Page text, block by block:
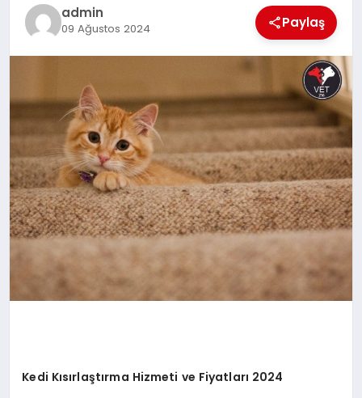
YAŞAM admin
09 Ağustos 2024 Paylaş
Kedi Kısırlaştırma Hizmeti ve Fiyatları 2024